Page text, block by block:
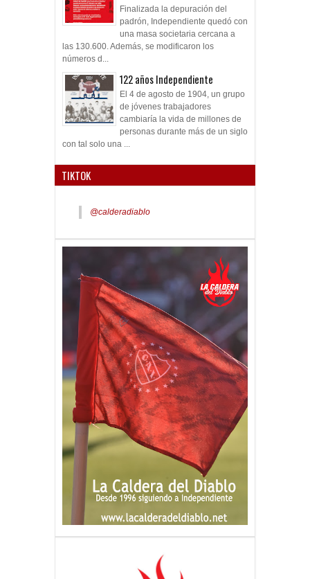
Finalizada la depuración del
padrón, Independiente quedó con
una masa societaria cercana a
las 130.600. Además, se modificaron los
números d...
122 años Independiente
El 4 de agosto de 1904, un grupo
de jóvenes trabajadores
cambiaría la vida de millones de
personas durante más de un siglo
con tal solo una ...
TIKTOK
@calderadiablo